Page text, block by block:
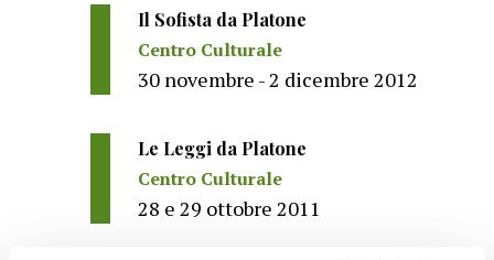
Il Sofista da Platone
Centro Culturale
30 novembre - 2 dicembre 2012
Le Leggi da Platone
Centro Culturale
28 e 29 ottobre 2011